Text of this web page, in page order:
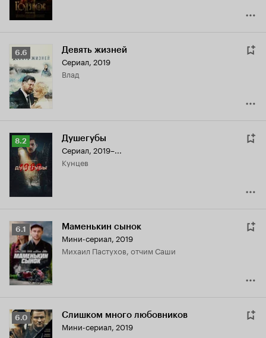
Рейтинг
Кинопоиска
6.6
6.6 Девять жизней
Сериал, 2019
Влад
Рейтинг
Кинопоиска
8.2
8.2 Душегубы
Сериал, 2019–...
Кунцев
Рейтинг
Кинопоиска
6.1
6.1 Маменькин сынок
Мини-сериал, 2019
Михаил Пастухов, отчим Саши
Рейтинг
Кинопоиска
6.0 Слишком много любовников
Мини-сериал, 2019